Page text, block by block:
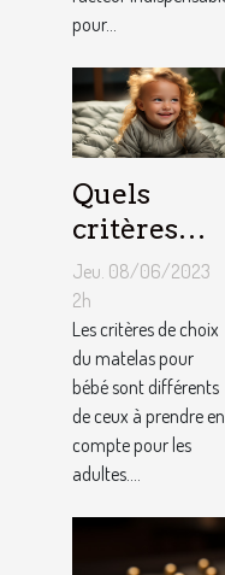
pneus de
Kart ?
pour...
Quels
critères
pour
choisir un
matelas de
bébé ?
Jeu. 08/06/2023
2h
Les critères de choix
du matelas pour
bébé sont différents
de ceux à prendre en
compte pour les
adultes....